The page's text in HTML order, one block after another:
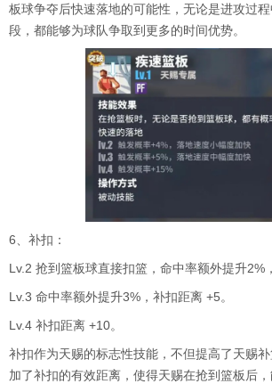
板球争夺后快速落地的可能性，无论是进攻过
段，都能够为球队争取到更多的时间优势。
6、补扣：
Lv.2 抢到篮板球直接扣篮，命中率额外提升2%
Lv.3 命中率额外提升3%，补扣距离 +5。
Lv.4 补扣距离 +10。
补扣作为天赐的标志性技能，不但提高了天赐
加了补扣的有效距离，使得天赐在抢到篮板后